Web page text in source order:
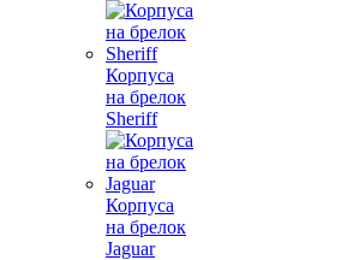
Корпуса
на брелок
Sheriff
Корпуса
на брелок
Jaguar